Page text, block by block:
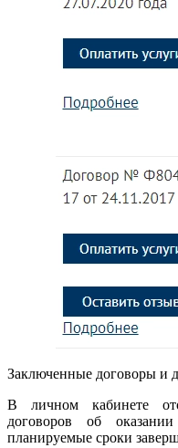
Заключенные договоры и
В личном кабинете
договоров об
планируемые сроки